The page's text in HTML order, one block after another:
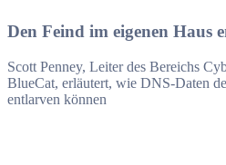
Response und einem geringeren
Den Feind im eigenen Haus
Scott Penney, Leiter des Bereichs
BlueCat, erläutert, wie DNS-Daten
entlarven können